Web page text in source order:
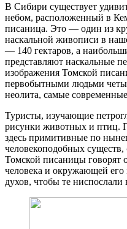
В Сибири существует
небом, расположенный в
писаница. Это — один из
наскальной живописи в
— 140 гектаров, а
представляют наскальные
изображения Томской
первобытными людьми
неолита, самые
Туристы, изучающие
рисунки животных и птиц.
здесь примитивные по
человекоподобных
Томской писаницы говорят
человека и окружающей
духов, чтобы те